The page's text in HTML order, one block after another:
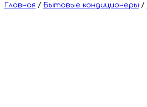
Главная / Бытовые кондиционеры /